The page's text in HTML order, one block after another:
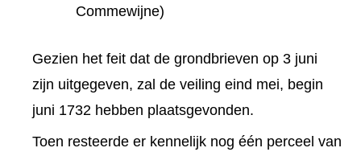
Commewijne)
Gezien het feit dat de grondbrieven op 3 juni
zijn uitgegeven, zal de veiling eind mei, begin
juni 1732 hebben plaatsgevonden.
Toen resteerde er kennelijk nog één perceel van